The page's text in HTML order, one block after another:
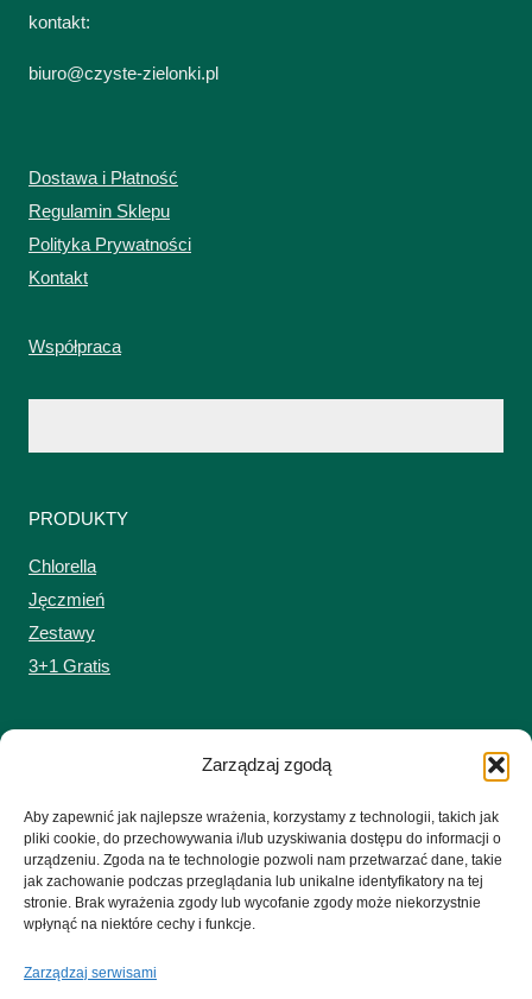
Zarządzaj zgodą
Aby zapewnić jak najlepsze wrażenia, korzystamy z technologii, takich jak
pliki cookie, do przechowywania i/lub uzyskiwania dostępu do informacji o
urządzeniu. Zgoda na te technologie pozwoli nam przetwarzać dane, takie
jak zachowanie podczas przeglądania lub unikalne identyfikatory na tej
stronie. Brak wyrażenia zgody lub wycofanie zgody może niekorzystnie
wpłynąć na niektóre cechy i funkcje.
Zarządzaj serwisami
kontakt:
biuro@czyste-zielonki.pl
Dostawa i Płatność
Regulamin Sklepu
Polityka Prywatności
Kontakt
Współpraca
PRODUKTY
Chlorella
Jęczmień
Zestawy
3+1 Gratis
Koszyk
© 2026 Czyste-Zielonki.pl Firma nie oferuje świadczeń zdrowotnych ani